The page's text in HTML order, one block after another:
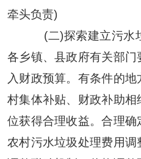
牵头负责)
(二)探索建立污水
各乡镇、县政府有关部
入财政预算。有条件的地
村集体补贴、财政补助
位获得合理收益。合理
农村污水垃圾处理费用